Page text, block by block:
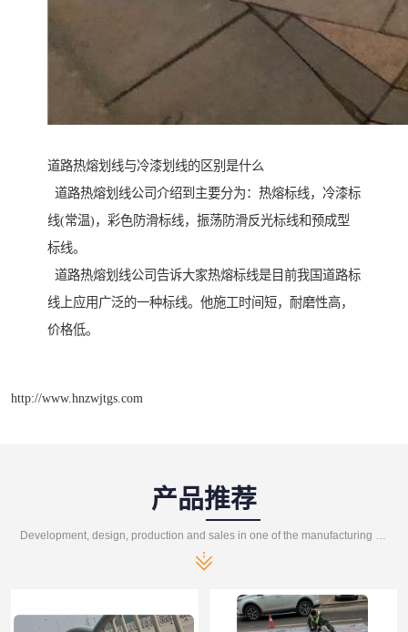
道路热熔划线与冷漆划线的区别是什么
道路热熔划线公司介绍到主要分为：热熔标线，冷漆标
线(常温)，彩色防滑标线，振荡防滑反光标线和预成型
标线。
道路热熔划线公司告诉大家热熔标线是目前我国道路标
线上应用广泛的一种标线。他施工时间短，耐磨性高，
价格低。
http://www.hnzwjtgs.com
产品推荐